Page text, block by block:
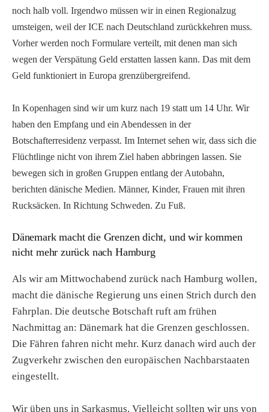
noch halb voll. Irgendwo müssen wir in einen Regionalzug
umsteigen, weil der ICE nach Deutschland zurückkehren muss.
Vorher werden noch Formulare verteilt, mit denen man sich
wegen der Verspätung Geld erstatten lassen kann. Das mit dem
Geld funktioniert in Europa grenzübergreifend.
In Kopenhagen sind wir um kurz nach 19 statt um 14 Uhr. Wir
haben den Empfang und ein Abendessen in der
Botschafterresidenz verpasst. Im Internet sehen wir, dass sich die
Flüchtlinge nicht von ihrem Ziel haben abbringen lassen. Sie
bewegen sich in großen Gruppen entlang der Autobahn,
berichten dänische Medien. Männer, Kinder, Frauen mit ihren
Rucksäcken. In Richtung Schweden. Zu Fuß.
Dänemark macht die Grenzen dicht, und wir kommen
nicht mehr zurück nach Hamburg
Als wir am Mittwochabend zurück nach Hamburg wollen,
macht die dänische Regierung uns einen Strich durch den
Fahrplan. Die deutsche Botschaft ruft am frühen
Nachmittag an: Dänemark hat die Grenzen geschlossen.
Die Fähren fahren nicht mehr. Kurz danach wird auch der
Zugverkehr zwischen den europäischen Nachbarstaaten
eingestellt.
Wir üben uns in Sarkasmus. Vielleicht sollten wir uns von